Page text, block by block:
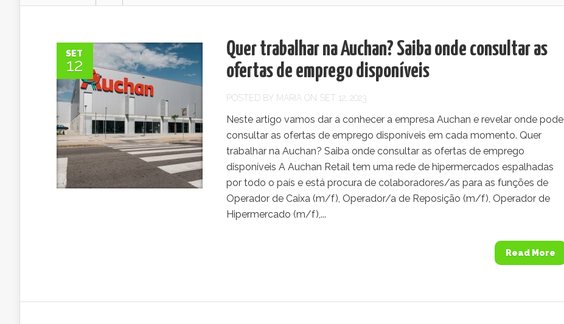
SET
12
Quer trabalhar na Auchan? Saiba onde consultar as
ofertas de emprego disponíveis
POSTED BY MARIA ON SET 12, 2023
Neste artigo vamos dar a conhecer a empresa Auchan e revelar onde pode
consultar as ofertas de emprego disponíveis em cada momento. Quer
trabalhar na Auchan? Saiba onde consultar as ofertas de emprego
disponíveis A Auchan Retail tem uma rede de hipermercados espalhadas
por todo o país e está procura de colaboradores/as para as funções de
Operador de Caixa (m/f), Operador/a de Reposição (m/f), Operador de
Hipermercado (m/f),...
Read More